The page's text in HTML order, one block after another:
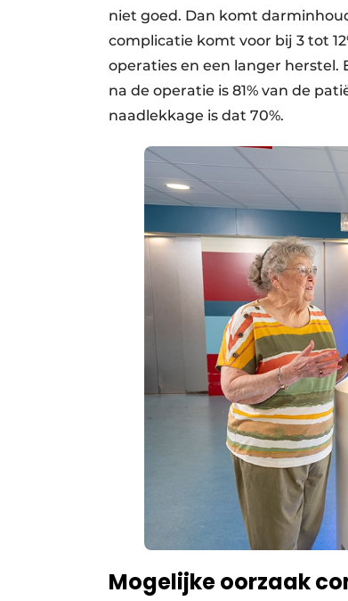
niet goed. Dan komt
complicatie komt voor bij 3 tot
operaties en een langer herstel.
na de operatie is 81% van de
naadlekkage is dat 70%.
Mogelijke oorzaak